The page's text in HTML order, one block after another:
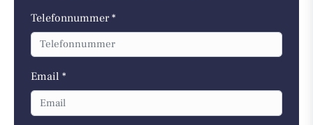
Telefonnummer *
Email *